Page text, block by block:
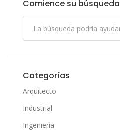
Comience su búsqueda
Categorías
Arquitecto
Industrial
Ingenierìa